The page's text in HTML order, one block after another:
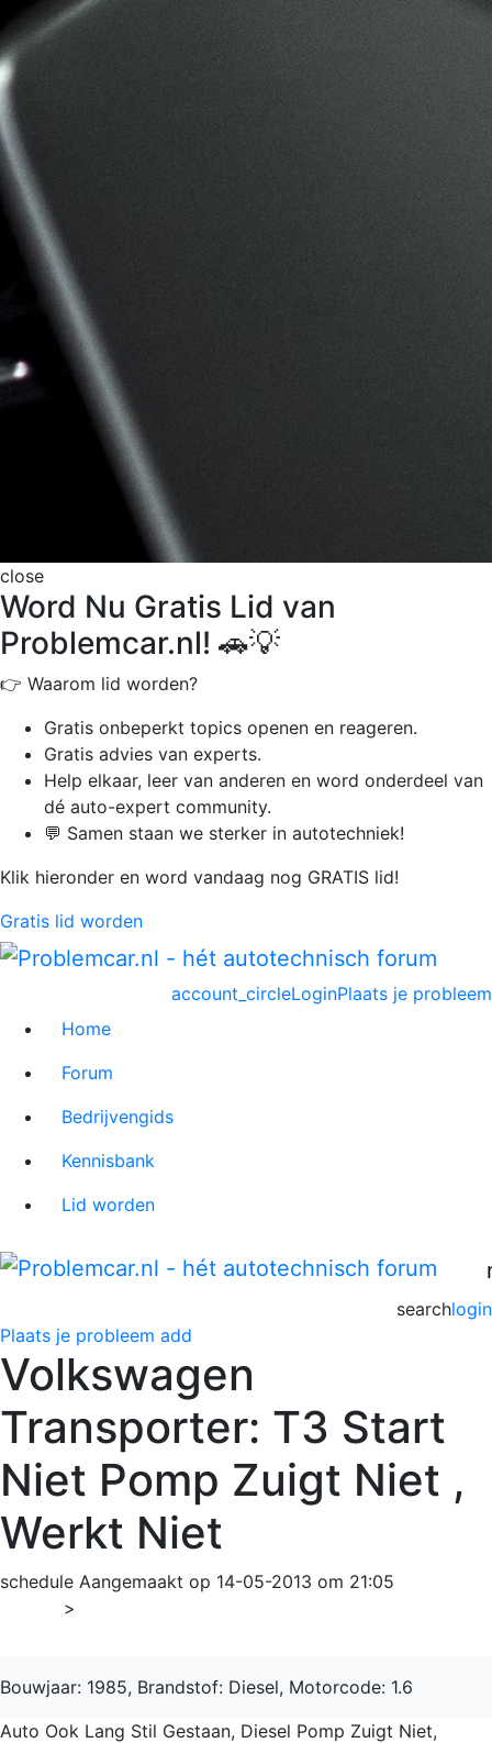
close
Word Nu Gratis Lid van
Problemcar.nl! 🚗💡
👉 Waarom lid worden?
Gratis onbeperkt topics openen en reageren.
Gratis advies van experts.
Help elkaar, leer van anderen en word onderdeel van
dé auto-expert community.
💬 Samen staan we sterker in autotechniek!
Klik hieronder en word vandaag nog GRATIS lid!
Gratis lid worden
Plaats je probleem
account_circleLogin
Home
Forum
Bedrijvengids
Kennisbank
Lid worden
login
search
Plaats je probleem add
Volkswagen
Transporter: T3 Start
Niet Pomp Zuigt Niet ,
Werkt Niet
schedule Aangemaakt op 14-05-2013 om 21:05
>
Bouwjaar: 1985, Brandstof: Diesel, Motorcode: 1.6
Auto Ook Lang Stil Gestaan, Diesel Pomp Zuigt Niet,